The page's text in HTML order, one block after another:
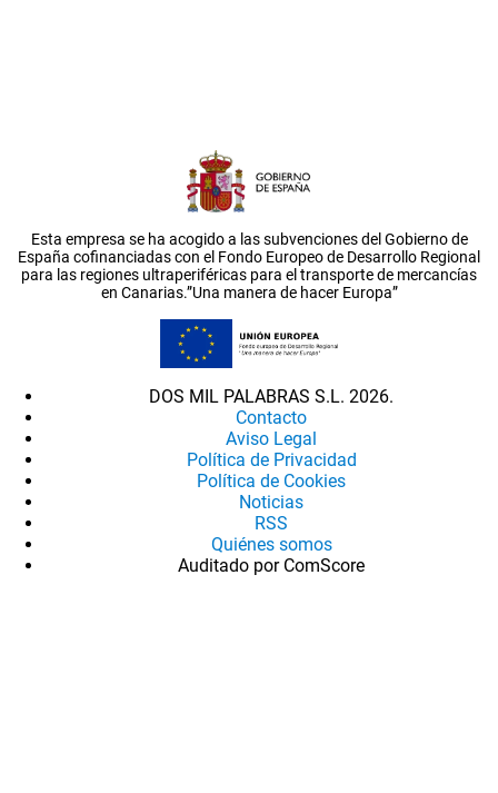
Esta empresa se ha acogido a las subvenciones del Gobierno de
España cofinanciadas con el Fondo Europeo de Desarrollo Regional
para las regiones ultraperiféricas para el transporte de mercancías
en Canarias.”Una manera de hacer Europa”
DOS MIL PALABRAS S.L. 2026.
Contacto
Aviso Legal
Política de Privacidad
Política de Cookies
Noticias
RSS
Quiénes somos
Auditado por ComScore